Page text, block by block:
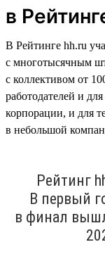
в
В Рейтинге hh.ru
с многотысячным
с коллективом от
работодателей и
корпорации, и для
в небольшой
Рейтинг
В первый
в финал